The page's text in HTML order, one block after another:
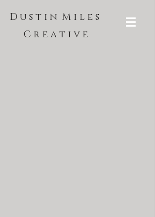
D u s t i n M i l e s
C r e a t i v e